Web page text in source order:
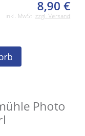
8,90 €
inkl. MwSt. zzgl. Versand
Photo